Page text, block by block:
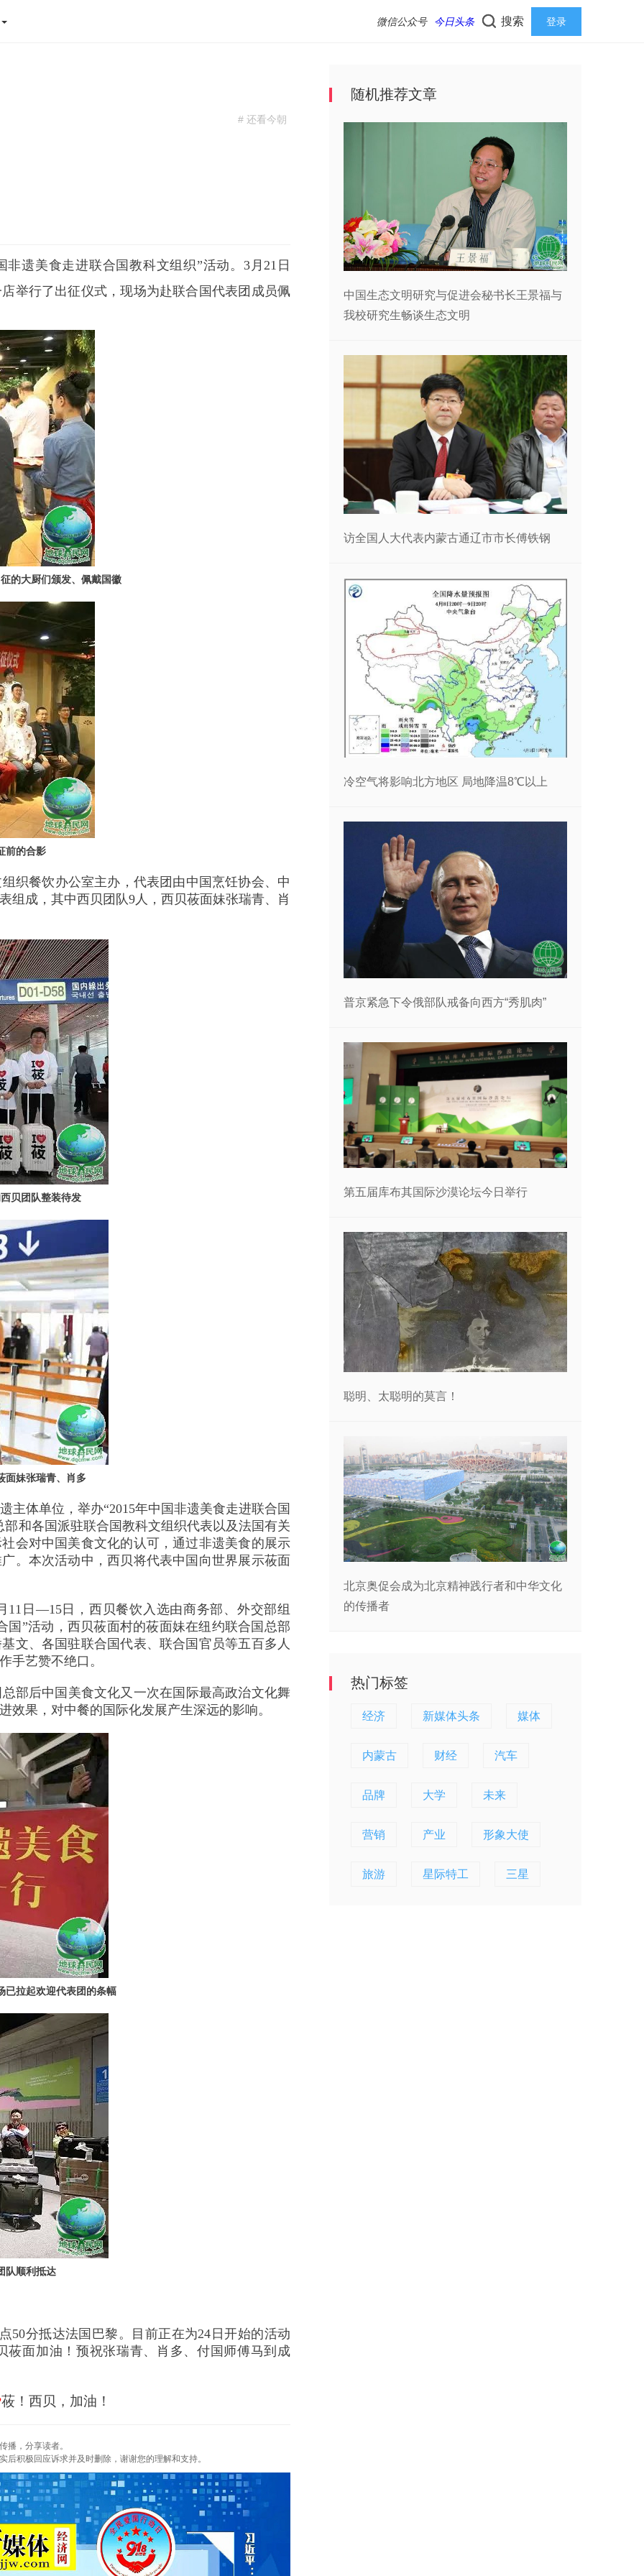
微信公众号 今日头条 搜索 登录
# 还看今朝
非遗美食走进联合国教科文组织”活动。 3月21 日
举行了出征仪式，现场为赴联合国代表团成员佩
的大厨们颁发、佩戴国徽
前的合影
织餐饮办公室主办，代表团由中国烹饪协会、中
组成，其中西贝团队9人，西贝莜面妹张瑞青、肖
贝团队整装待发
面妹张瑞青、肖多
主体单位，举办“2015年中国非遗美食走进联合国
和各国派驻联合国教科文组织代表以及法国有关
会对中国美食文化的认可，通过非遗美食的展示
。本次活动中，西贝将代表中国向世界展示莜面
11 日—15日，西贝餐饮入选由商务部、外交部组
”活动，西贝莜面村的莜面妹在纽约联合国总部
文、各国驻联合国代表、联合国官员等五百多人
手艺赞不绝口。
部后中国美食文化又一次在国际最高政治文化舞
果，对中餐的国际化发展产生深远的影响。
已拉起欢迎代表团的条幅
队顺利抵达
50分抵达法国巴黎。目前正在为24 日开始的活动
面加油！预祝张瑞青、肖多、付国师傅马到成
莜！西贝，加油！
播，分享读者。
积极回应诉求并及时删除，谢谢您的理解和支持。
随机推荐文章
中国生态文明研究与促进会秘书长王景福与
我校研究生畅谈生态文明
访全国人大代表内蒙古通辽市市长傅铁钢
冷空气将影响北方地区 局地降温8℃以上
普京紧急下令俄部队戒备向西方“秀肌肉”
第五届库布其国际沙漠论坛今日举行
聪明、太聪明的莫言！
北京奥促会成为北京精神践行者和中华文化
的传播者
热门标签
经济 新媒体头条 媒体
内蒙古 财经 汽车
品牌 大学 未来
营销 产业 形象大使
旅游 星际特工 三星